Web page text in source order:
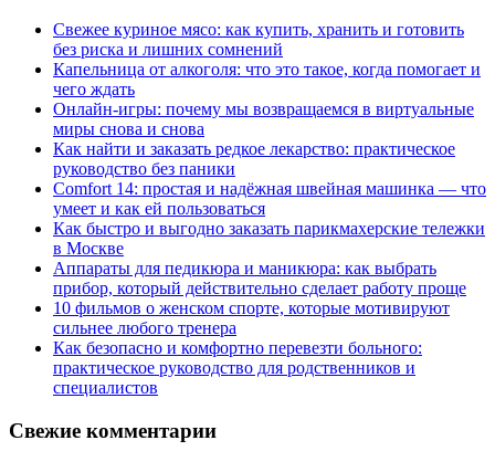
Свежее куриное мясо: как купить, хранить и готовить
без риска и лишних сомнений
Капельница от алкоголя: что это такое, когда помогает и
чего ждать
Онлайн-игры: почему мы возвращаемся в виртуальные
миры снова и снова
Как найти и заказать редкое лекарство: практическое
руководство без паники
Comfort 14: простая и надёжная швейная машинка — что
умеет и как ей пользоваться
Как быстро и выгодно заказать парикмахерские тележки
в Москве
Аппараты для педикюра и маникюра: как выбрать
прибор, который действительно сделает работу проще
10 фильмов о женском спорте, которые мотивируют
сильнее любого тренера
Как безопасно и комфортно перевезти больного:
практическое руководство для родственников и
специалистов
Свежие комментарии